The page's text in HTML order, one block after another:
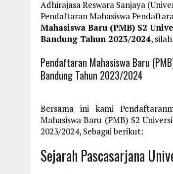
Adhirajasa Reswara Sanjaya
Pendaftaran Mahasiswa
Mahasiswa Baru (PMB) S2
Bandung Tahun 2023/2024,
Pendaftaran Mahasiswa Baru
Bandung Tahun 2023/2024
Bersama ini kami
Mahasiswa Baru (PMB) S2
2023/2024, Sebagai berikut:
Sejarah Pascasarjana